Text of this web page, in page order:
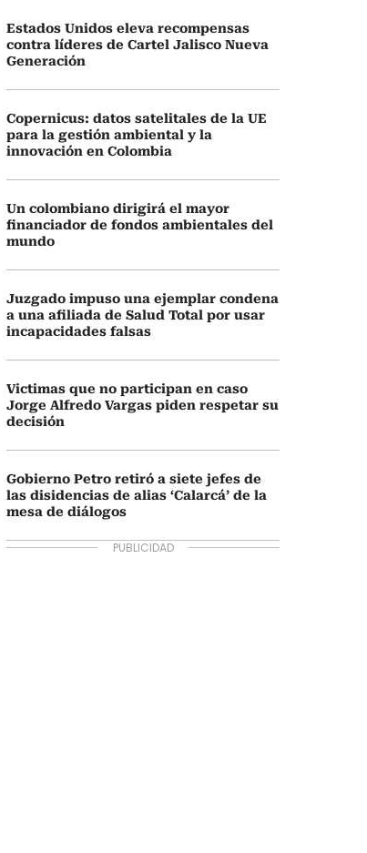
Estados Unidos eleva recompensas
contra líderes de Cartel Jalisco Nueva
Generación
Copernicus: datos satelitales de la UE
para la gestión ambiental y la
innovación en Colombia
Un colombiano dirigirá el mayor
financiador de fondos ambientales del
mundo
Juzgado impuso una ejemplar condena
a una afiliada de Salud Total por usar
incapacidades falsas
Victimas que no participan en caso
Jorge Alfredo Vargas piden respetar su
decisión
Gobierno Petro retiró a siete jefes de
las disidencias de alias ‘Calarcá’ de la
mesa de diálogos